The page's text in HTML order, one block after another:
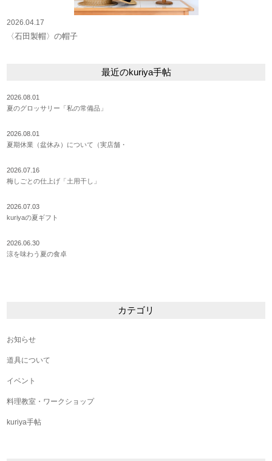
2026.04.17
〈石田製帽〉の帽子
最近のkuriya手帖
2026.08.01
夏のグロッサリー「私の常備品」
2026.08.01
夏期休業（盆休み）について（実店舗・
2026.07.16
梅しごとの仕上げ「土用干し」
2026.07.03
kuriyaの夏ギフト
2026.06.30
涼を味わう夏の食卓
カテゴリ
お知らせ
道具について
イベント
料理教室・ワークショップ
kuriya手帖